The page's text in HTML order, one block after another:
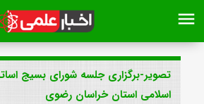
menu
تصویر-برگزاری جلسه شورای بسیج
اسلامی استان خراسان رضوی